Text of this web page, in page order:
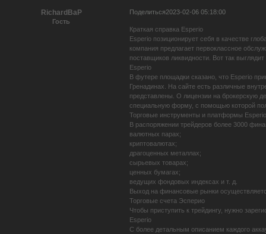
Поделиться2023-02-06 05:18:00
RichardBaP
Гость
Краткая справка Esperio
Esperio позиционирует себя в качестве
компания предлагает первоклассное
поставщиков ликвидности. Вот так
Esperio
В футере площадки сказано, что Esperio
Гренадинах. На сайте есть различные
представлены. О лицензии на брокерскую
специальную форму, с помощью которой
Торговые инструменты и платформы Esperio
В распоряжении трейдеров более 3000
валютных парах;
криптовалютах;
драгоценных металлах;
сырьевых товарах;
ценных бумагах;
ведущих фондовых индексах и т. д.
Выход на финансовые рынки
Торговые счета Эсперио
Чтобы приступить к трейдингу, нужно
Esperio
С более детальным описанием каждого